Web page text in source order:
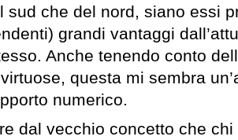
sud che del nord, siano essi
grandi vantaggi
Anche tenendo conto
questa mi sembra
numerico.
dal vecchio concetto che